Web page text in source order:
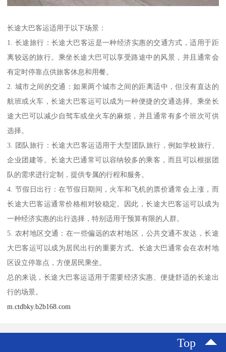
长途大巴客运适用于以下场景：
1. 长途旅行：长途大巴客运是一种经济实惠的交通方式，适用于距
离较远的旅行。乘坐长途大巴可以享受路途中的风景，并且通常会
有定时停靠点供旅客休息和用餐。
2. 城市之间的交通：如果两个城市之间的距离适中，但没有直达的
航班或火车，长途大巴客运可以成为一种便捷的交通选择。乘坐长
途大巴可以减少自驾车或坐火车的麻烦，并且通常有多个班次可供
选择。
3. 团队旅行：长途大巴客运适用于大型团队旅行，例如学校旅行、
企业团建等。长途大巴通常可以容纳较多的乘客，而且可以根据团
队的需求进行定制，提供专属的行程和服务。
4. 节假日出行：在节假日期间，火车和飞机的票价通常会上涨，而
长途大巴客运通常价格相对较稳定。因此，长途大巴客运可以成为
一种经济实惠的出行选择，特别适用于预算有限的人群。
5. 农村地区交通：在一些偏远的农村地区，公共交通不发达，长途
大巴客运可以成为居民出行的重要方式。长途大巴通常会在农村地
区设立停靠点，方便居民乘坐。
总的来说，长途大巴客运适用于需要经济实惠、便捷舒适的长途出
行的场景。
m.ctdbky.b2b168.com
Top